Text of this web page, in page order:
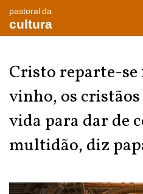
pastoral da
cultura
Cristo reparte-se
vinho, os
vida para dar de
multidão, diz